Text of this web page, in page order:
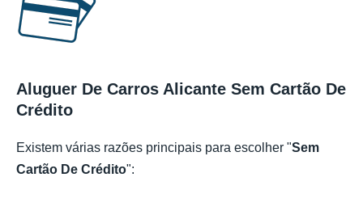
Aluguer De Carros Alicante Sem Cartão De
Crédito
Existem várias razões principais para escolher "Sem
Cartão De Crédito":